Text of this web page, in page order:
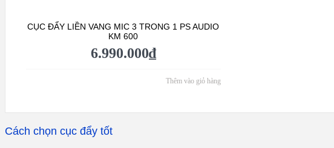
CỤC ĐẨY LIỀN VANG MIC 3 TRONG 1 PS AUDIO
KM 600
6.990.000₫
Thêm vào giỏ hàng
Cách chọn cục đẩy tốt